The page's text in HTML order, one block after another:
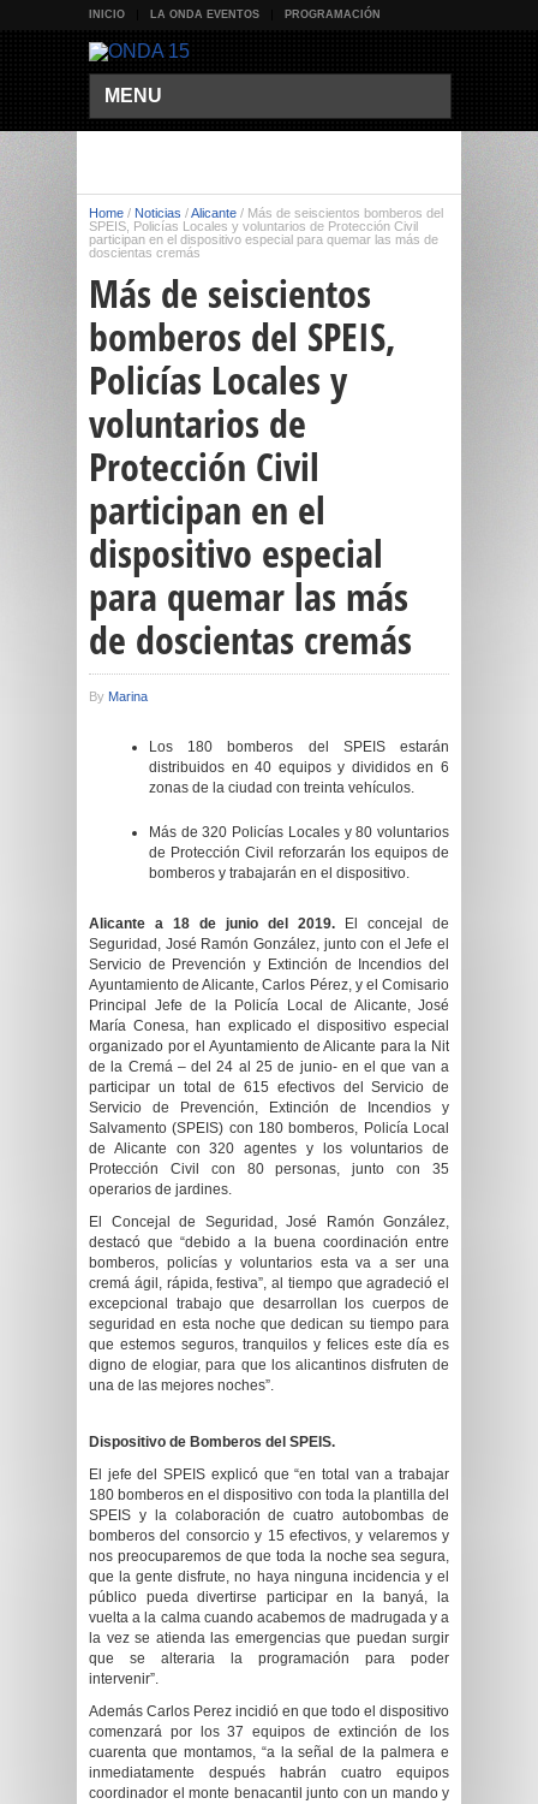
INICIO LA ONDA EVENTOS PROGRAMACIÓN
MENU
Home / Noticias /Alicante / Más de seiscientos bomberos del
SPEIS, Policías Locales y voluntarios de Protección Civil
participan en el dispositivo especial para quemar las más de
doscientas cremás
Más de seiscientos
bomberos del SPEIS,
Policías Locales y
voluntarios de
Protección Civil
participan en el
dispositivo especial
para quemar las más
de doscientas cremás
By Marina
Los 180 bomberos del SPEIS estarán
distribuidos en 40 equipos y divididos en 6
zonas de la ciudad con treinta vehículos.
Más de 320 Policías Locales y 80 voluntarios
de Protección Civil reforzarán los equipos de
bomberos y trabajarán en el dispositivo.
Alicante a 18 de junio del 2019. El concejal de
Seguridad, José Ramón González, junto con el Jefe el
Servicio de Prevención y Extinción de Incendios del
Ayuntamiento de Alicante, Carlos Pérez, y el Comisario
Principal Jefe de la Policía Local de Alicante, José
María Conesa, han explicado el dispositivo especial
organizado por el Ayuntamiento de Alicante para la Nit
de la Cremá – del 24 al 25 de junio- en el que van a
participar un total de 615 efectivos del Servicio de
Servicio de Prevención, Extinción de Incendios y
Salvamento (SPEIS) con 180 bomberos, Policía Local
de Alicante con 320 agentes y los voluntarios de
Protección Civil con 80 personas, junto con 35
operarios de jardines.
El Concejal de Seguridad, José Ramón González,
destacó que “debido a la buena coordinación entre
bomberos, policías y voluntarios esta va a ser una
cremá ágil, rápida, festiva”, al tiempo que agradeció el
excepcional trabajo que desarrollan los cuerpos de
seguridad en esta noche que dedican su tiempo para
que estemos seguros, tranquilos y felices este día es
digno de elogiar, para que los alicantinos disfruten de
una de las mejores noches”.
Dispositivo de Bomberos del SPEIS.
El jefe del SPEIS explicó que “en total van a trabajar
180 bomberos en el dispositivo con toda la plantilla del
SPEIS y la colaboración de cuatro autobombas de
bomberos del consorcio y 15 efectivos, y velaremos y
nos preocuparemos de que toda la noche sea segura,
que la gente disfrute, no haya ninguna incidencia y el
público pueda divertirse participar en la banyá, la
vuelta a la calma cuando acabemos de madrugada y a
la vez se atienda las emergencias que puedan surgir
que se alteraria la programación para poder
intervenir”.
Además Carlos Perez incidió en que todo el dispositivo
comenzará por los 37 equipos de extinción de los
cuarenta que montamos, “a la señal de la palmera e
inmediatamente después habrán cuatro equipos
coordinador el monte benacantil junto con un mando y